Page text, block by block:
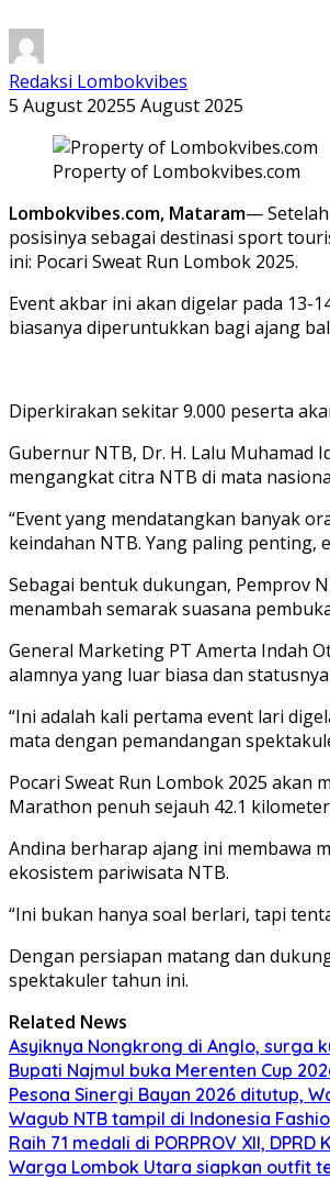
Redaksi Lombokvibes
5 August 20255 August 2025
Property of Lombokvibes.com
Lombokvibes.com, Mataram—
posisinya sebagai destinasi sport
ini: Pocari Sweat Run Lombok 2025.
Event akbar ini akan digelar pada 13-
biasanya diperuntukkan bagi ajang
Diperkirakan sekitar 9.000 peserta
Gubernur NTB, Dr. H. Lalu Muhamad
mengangkat citra NTB di mata
“Event yang mendatangkan banyak
keindahan NTB. Yang paling penting,
Sebagai bentuk dukungan, Pemprov
menambah semarak suasana
General Marketing PT Amerta Indah
alamnya yang luar biasa dan
“Ini adalah kali pertama event lari
mata dengan pemandangan
Pocari Sweat Run Lombok 2025
Marathon penuh sejauh 42.1
Andina berharap ajang ini membawa
ekosistem pariwisata NTB.
“Ini bukan hanya soal berlari, tapi
Dengan persiapan matang dan
spektakuler tahun ini.
Related News
Asyiknya Nongkrong di Anglo, surga
Bupati Najmul buka Merenten Cup
Pesona Sinergi Bayan 2026 ditutup,
Wagub NTB tampil di Indonesia
Raih 71 medali di PORPROV XII,
Warga Lombok Utara siapkan outfit